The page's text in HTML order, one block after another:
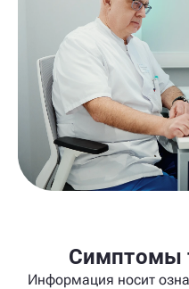
Симптомы
Информация носит